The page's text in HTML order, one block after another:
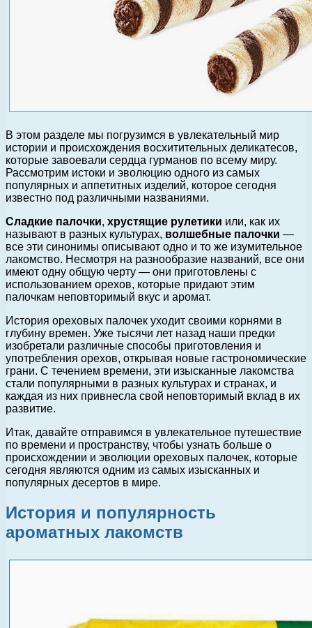
В этом разделе мы погрузимся в увлекательный мир
истории и происхождения восхитительных деликатесов,
которые завоевали сердца гурманов по всему миру.
Рассмотрим истоки и эволюцию одного из самых
популярных и аппетитных изделий, которое сегодня
известно под различными названиями.
Сладкие палочки, хрустящие рулетики или, как их
называют в разных культурах, волшебные палочки —
все эти синонимы описывают одно и то же изумительное
лакомство. Несмотря на разнообразие названий, все они
имеют одну общую черту — они приготовлены с
использованием орехов, которые придают этим
палочкам неповторимый вкус и аромат.
История ореховых палочек уходит своими корнями в
глубину времен. Уже тысячи лет назад наши предки
изобретали различные способы приготовления и
употребления орехов, открывая новые гастрономические
грани. С течением времени, эти изысканные лакомства
стали популярными в разных культурах и странах, и
каждая из них привнесла свой неповторимый вклад в их
развитие.
Итак, давайте отправимся в увлекательное путешествие
по времени и пространству, чтобы узнать больше о
происхождении и эволюции ореховых палочек, которые
сегодня являются одним из самых изысканных и
популярных десертов в мире.
История и популярность
ароматных лакомств